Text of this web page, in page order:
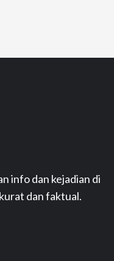
info dan kejadian di
dan faktual.